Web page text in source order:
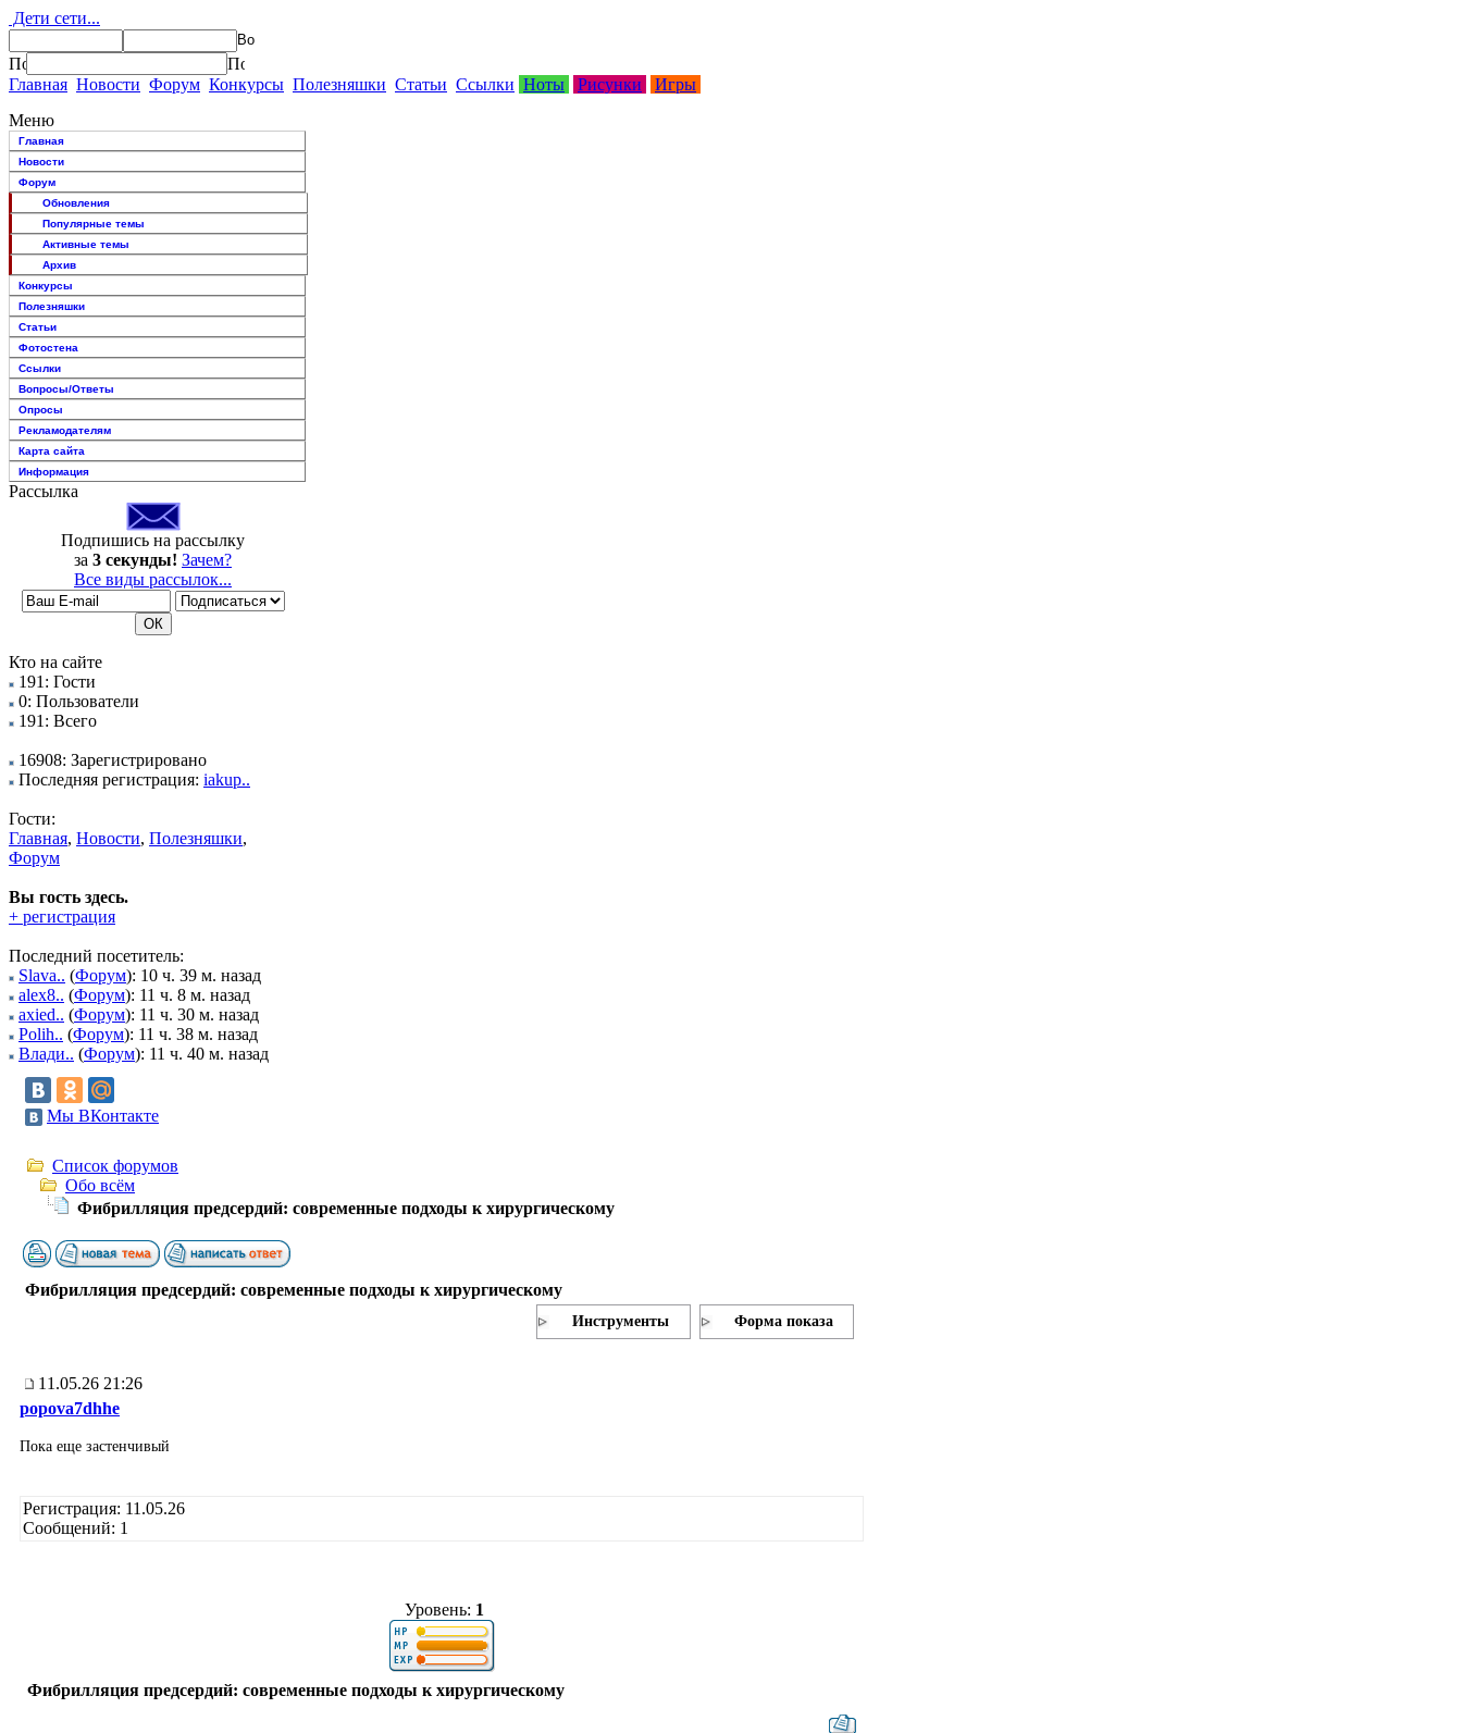
Дети сети...
Главная Новости Форум Конкурсы Полезняшки Статьи Ссылки Ноты Рисунки
Игры
Меню
Главная
Новости
Форум
Обновления
Популярные темы
Активные темы
Архив
Конкурсы
Полезняшки
Статьи
Фотостена
Ссылки
Вопросы/Ответы
Опросы
Рекламодателям
Карта сайта
Информация
Рассылка
Подпишись на рассылку
за 3 секунды! Зачем?
Все виды рассылок...
Кто на сайте
191: Гости
0: Пользователи
191: Всего
16908: Зарегистрировано
Последняя регистрация: iakup..
Гости:
Главная, Новости, Полезняшки,
Форум
Вы гость здесь.
+ регистрация
Последний посетитель:
Slava.. (Форум): 10 ч. 39 м. назад
alex8.. (Форум): 11 ч. 8 м. назад
axied.. (Форум): 11 ч. 30 м. назад
Polih.. (Форум): 11 ч. 38 м. назад
Влади.. (Форум): 11 ч. 40 м. назад
Мы ВКонтакте
Список форумов
Обо всём
Фибрилляция предсердий: современные подходы к хирургическому
Фибрилляция предсердий: современные подходы к хирургическому
Инструменты Форма показа
11.05.26 21:26
popova7dhhe
Пока еще застенчивый
Регистрация: 11.05.26
Сообщений: 1
Уровень: 1
Фибрилляция предсердий: современные подходы к хирургическому